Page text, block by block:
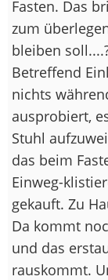
Fasten. Das
zum
bleiben
Betreffend
nichts
ausprobiert,
Stuhl
das beim
Einweg-
gekauft. Zu
Da kommt
und das
rauskommt.